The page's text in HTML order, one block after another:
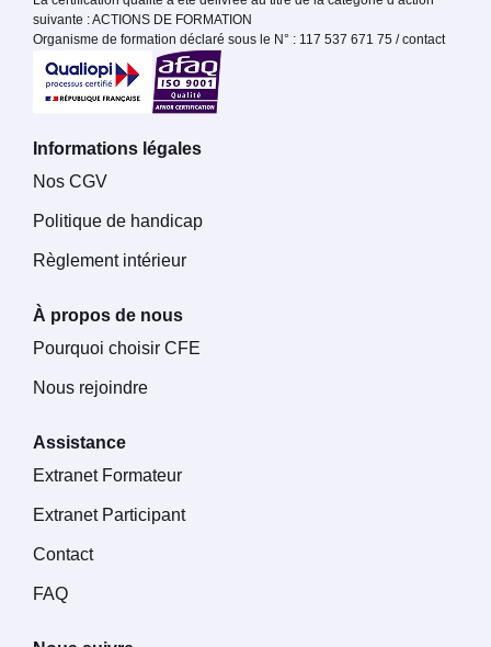
suivante : ACTIONS DE FORMATION
Organisme de formation déclaré sous le N° : 117 537 671 75 / contact
Informations légales
Nos CGV
Politique de handicap
Règlement intérieur
À propos de nous
Pourquoi choisir CFE
Nous rejoindre
Assistance
Extranet Formateur
Extranet Participant
Contact
FAQ